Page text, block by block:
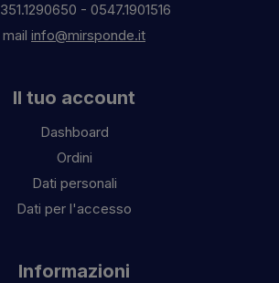
351.1290650 - 0547.1901516
mail info@mirsponde.it
Il tuo account
Dashboard
Ordini
Dati personali
Dati per l'accesso
Informazioni